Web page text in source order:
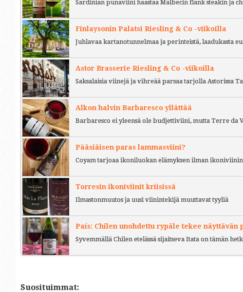
Sardinian punaviini haastaa Malbecin flank steakin ja
Finlaysonin Palatsi Riesling & Co -viikoilla
Juhlavaa kartanotunnelmaa ja perinteistä, laadukasta
Astor Brasserie Riesling & Co -viikoilla
Saksalaisia viinejä ja vihreää parsaa tarjolla Astorissa
Alkon halvin Barbaresco yllättää
Barbaresco ei yleensä ole budjettiviini, mutta Terre da
Pääsiäisen paras lammasviini?
Coyam tarjoaa ikoniluokan elämyksen ilman
Torresin ikoniviinit kriisissä
Ilmastonmuutos ja uusi viinintekijä muuttavat tyyliä
País: Chilen unohdettu rypäle tekee näyttävän
Syvemmällä Chilen etelässä sijaitseva Itata on tämän
Suosituimmat: